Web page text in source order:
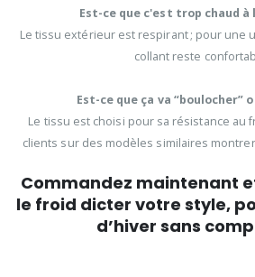
Est-ce que c'est trop chaud à
Le tissu extérieur est respirant ; pour une
collant reste
Est-ce que ça va “boulocher”
Le tissu est choisi pour sa résistance au
clients sur des modèles similaires
Commandez maintenant
le froid dicter votre style,
d’hiver sans